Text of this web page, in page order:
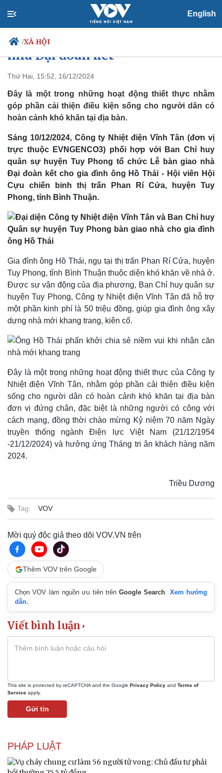
English
/XÃ HỘI
Chính trị
Đảng
Tổ chức nhân sự
Nhận diện sự thật
Xã hội
Tin 24h
Dự báo thời tiết
Dấu ấn VOV
Việc làm
Biển đảo
Thế giới
Quan sát
Cuộc sống đó đây
Hồ sơ
Multimedia
Video
Ảnh
E-Magazine
Infographic
Kinh tế
Bất động sản
Khởi nghiệp
Thị trường
Giá vàng
Pháp luật
Vụ án
Tin nóng
Tư vấn luật
Quân sự - Quốc phòng
Vũ khí
Thể thao
Bóng đá
Lịch thi đấu bóng đá
Ô tô
Xe máy
Nhiệt điện Vĩnh Tân bàn giao
nhà Đại đoàn kết
Thứ Hai, 15:52, 16/12/2024
Đây là một trong những hoạt động thiết thực nhằm
góp phần cải thiện điều kiện sống cho người dân có
hoàn cảnh khó khăn tại địa bàn.
Sáng 10/12/2024, Công ty Nhiệt điện Vĩnh Tân (đơn vị
trực thuộc EVNGENCO3) phối hợp với Ban Chỉ huy
quân sự huyện Tuy Phong tổ chức Lễ bàn giao nhà
Đại đoàn kết cho gia đình ông Hồ Thái - Hội viên Hội
Cựu chiến binh thị trấn Phan Rí Cửa, huyện Tuy
Phong, tỉnh Bình Thuận.
Gia đình ông Hồ Thái, ngụ tại thị trấn Phan Rí Cửa, huyện
Tuy Phong, tỉnh Bình Thuận thuộc diện khó khăn về nhà ở.
Được sự vận động của địa phương, Ban Chỉ huy quân sự
huyện Tuy Phong, Công ty Nhiệt điện Vĩnh Tân đã hỗ trợ
một phần kinh phí là 50 triệu đồng, giúp gia đình ông xây
dựng nhà mới khang trang, kiên cố.
Đây là một trong những hoạt động thiết thực của Công ty
Nhiệt điện Vĩnh Tân, nhằm góp phần cải thiện điều kiện
sống cho người dân có hoàn cảnh khó khăn tại địa bàn
đơn vị đứng chân, đặc biệt là những người có công với
cách mạng, đồng thời chào mừng Kỷ niệm 70 năm Ngày
truyền thống ngành Điện lực Việt Nam (21/12/1954
-21/12/2024) và hưởng ứng Tháng tri ân khách hàng năm
2024.
Triều Dương
Tag: VOV
Mời quý độc giả theo dõi VOV.VN trên
Thêm VOV trên Google
Chọn VOV làm nguồn ưu tiên trênGoogle Search. Xem hướng
dẫn.
Viết bình luận
This site is protected by reCAPTCHA and the Google Privacy Policy and Terms of
Service apply.
Gửi tin
PHÁP LUẬT